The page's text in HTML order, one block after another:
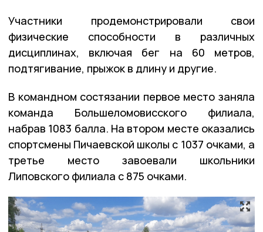
Участники продемонстрировали свои
физические способности в различных
дисциплинах, включая бег на 60 метров,
подтягивание, прыжок в длину и другие.
В командном состязании первое место заняла
команда Большеломовисского филиала,
набрав 1083 балла. На втором месте оказались
спортсмены Пичаевской школы с 1037 очками, а
третье место завоевали школьники
Липовского филиала с 875 очками.